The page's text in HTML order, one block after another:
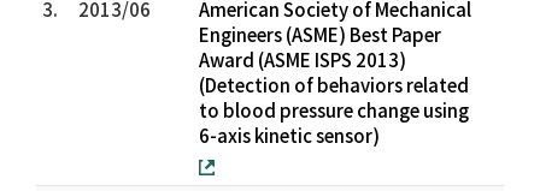
3.
2013/06
American Society of Mechanical
Engineers (ASME) Best Paper
Award (ASME ISPS 2013)
(Detection of behaviors related
to blood pressure change using
6-axis kinetic sensor)